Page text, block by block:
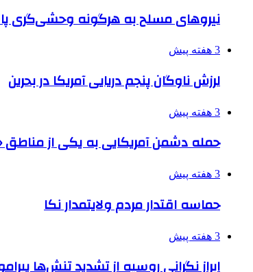
نیروهای مسلح به هرگونه وحشی‌گری
3 هفته پیش
لرزش ناوگان پنجم دریایی آمریکا در بحرین
3 هفته پیش
حمله دشمن آمریکایی به یکی از مناطق
3 هفته پیش
حماسه اقتدار مردم ولایتمدار نکا
3 هفته پیش
ابراز نگرانی روسیه از تشدید تنش‌ها